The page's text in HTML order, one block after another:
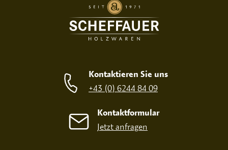
Kontaktieren Sie uns
+43 (0) 6244 84 09
Kontaktformular
Jetzt anfragen